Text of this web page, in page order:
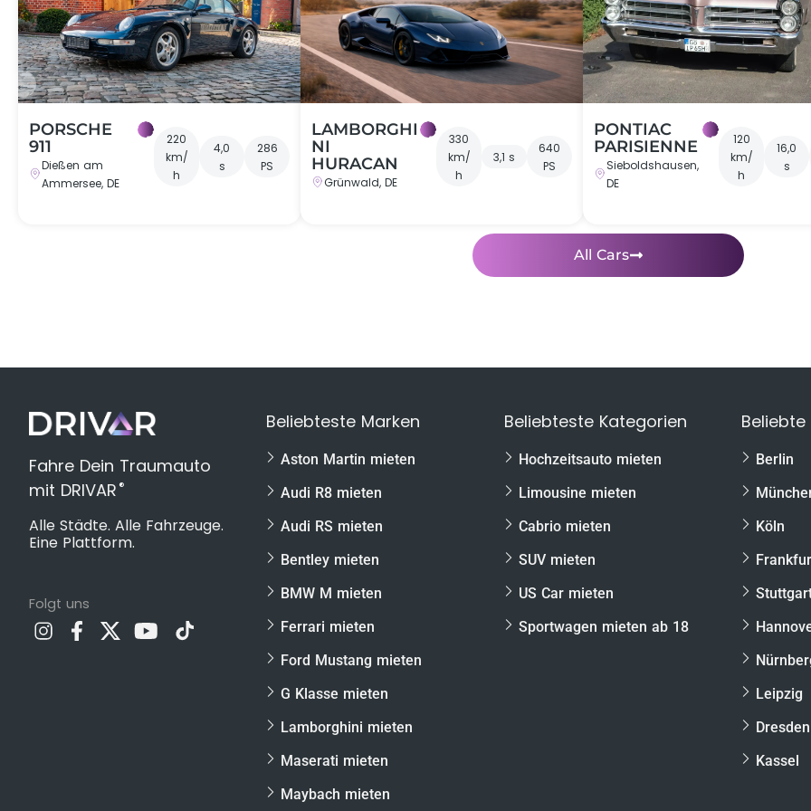
hochwertigem Papiergutschein per Post
DRIVAR® Premium Geschenkbox mit hochwertigem Modell
Wir möchten dir gern das perfekte Geschenk an die Hand geben, das dir auch bei der Einlösung
keine Zusatzkosten oder böse Überraschungen beschert. Deshalb inkludieren wir bereits die
Fahrt auf der Rennstrecke in einem Porsche 911 GT3 für die gewählte Rundenanzahl
Ausführliche Fahrzeugeinweisung
Fahrercoaching & Theorienbriefing inklusive
Ausreichend Zeit für Fotos & Videos
Keine Kaution notwendig!
NEU: Auf Wunsch jetzt mit GoPro-4K-Video von der Fahrt!
←
PORSCHE
911
Dießen am
Ammersee, DE
220
km/
h
4,0
s
286
PS
LAMBORGHI
NI
HURACAN
Grünwald, DE
330
km/
h
3,1 s
640
PS
PONTIAC
PARISIENNE
Sieboldshausen,
DE
120
km/
h
16,0
s
All Cars
Fahre Dein Traumauto
mit DRIVAR ®
Alle Städte. Alle Fahrzeuge.
Eine Plattform.
Folgt uns
Beliebteste Marken
Aston Martin mieten
Audi R8 mieten
Audi RS mieten
Bentley mieten
BMW M mieten
Ferrari mieten
Ford Mustang mieten
G Klasse mieten
Lamborghini mieten
Maserati mieten
Maybach mieten
Beliebteste Kategorien
Hochzeitsauto mieten
Limousine mieten
Cabrio mieten
SUV mieten
US Car mieten
Sportwagen mieten ab 18
Berlin
Köln
Leipzig
Dresden
Kassel